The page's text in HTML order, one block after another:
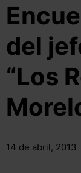
del
“Los
14 de abril, 2013